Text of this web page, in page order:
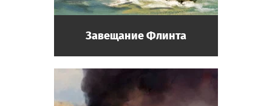
Завещание Флинта